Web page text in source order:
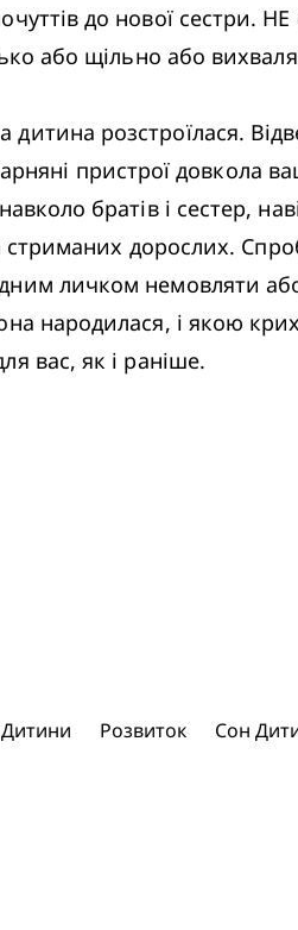
до нової сестри. НЕ
або щільно або
розстроїлася.
пристрої довкола
братів і сестер,
стриманих дорослих.
личком немовляти
народилася, і якою
вас, як і раніше.
Розвиток Cон